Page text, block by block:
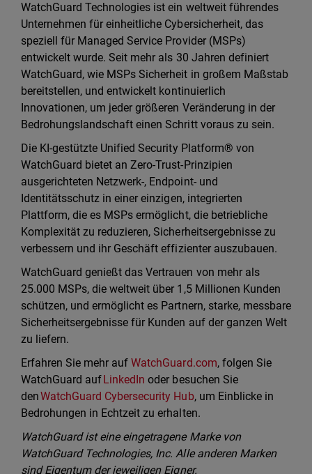
WatchGuard Technologies ist ein weltweit führendes
Unternehmen für einheitliche Cybersicherheit, das
speziell für Managed Service Provider (MSPs)
entwickelt wurde. Seit mehr als 30 Jahren definiert
WatchGuard, wie MSPs Sicherheit in großem Maßstab
bereitstellen, und entwickelt kontinuierlich
Innovationen, um jeder größeren Veränderung in der
Bedrohungslandschaft einen Schritt voraus zu sein.
Die KI-gestützte Unified Security Platform® von
WatchGuard bietet an Zero-Trust-Prinzipien
ausgerichteten Netzwerk-, Endpoint- und
Identitätsschutz in einer einzigen, integrierten
Plattform, die es MSPs ermöglicht, die betriebliche
Komplexität zu reduzieren, Sicherheitsergebnisse zu
verbessern und ihr Geschäft effizienter auszubauen.
WatchGuard genießt das Vertrauen von mehr als
25.000 MSPs, die weltweit über 1,5 Millionen Kunden
schützen, und ermöglicht es Partnern, starke, messbare
Sicherheitsergebnisse für Kunden auf der ganzen Welt
zu liefern.
Erfahren Sie mehr aufWatchGuard.com, folgen Sie
WatchGuard auf LinkedIn oder besuchen Sie
denWatchGuard Cybersecurity Hub, um Einblicke in
Bedrohungen in Echtzeit zu erhalten.
WatchGuard ist eine eingetragene Marke von
WatchGuard Technologies, Inc. Alle anderen Marken
sind Eigentum der jeweiligen Eigner.